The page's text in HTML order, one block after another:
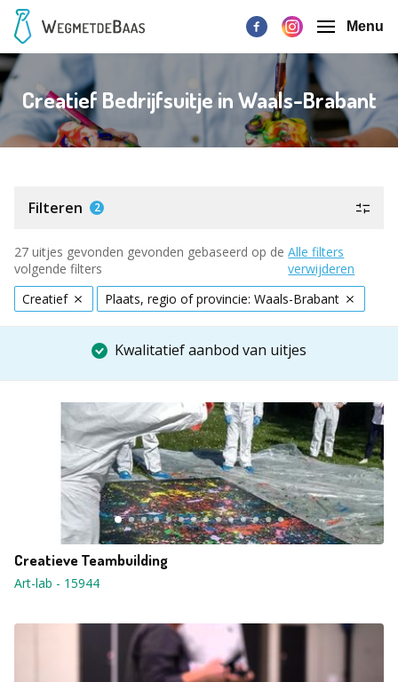
Menu
Creatief Bedrijfsuitje in Waals-Brabant
Filteren 2
27 uitjes gevonden gevonden gebaseerd op de
volgende filters
Alle filters
verwijderen
Creatief
Plaats, regio of provincie: Waals-Brabant
Kwalitatief aanbod van uitjes
Creatieve Teambuilding
Art-lab - 15944